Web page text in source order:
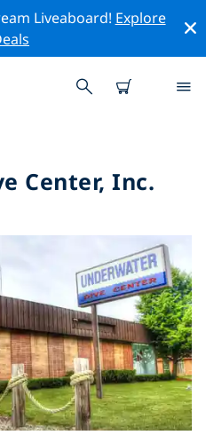
Liveaboard! Explore
Center, Inc.